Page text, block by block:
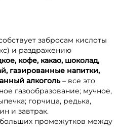
забросам кислоты
и раздражению
кофе, какао, шоколад,
газированные напитки,
алкоголь– все это
газообразование; мучное,
горчица, редька,
и завтрак.
промежутков между